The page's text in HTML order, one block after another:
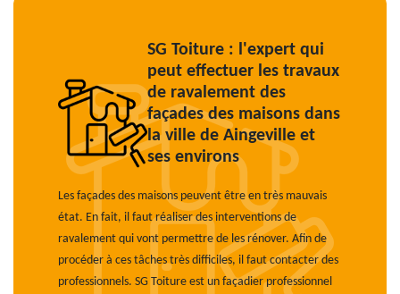
SG Toiture : l'expert qui
peut effectuer les travaux
de ravalement des
façades des maisons dans
la ville de Aingeville et
ses environs
Les façades des maisons peuvent être en très mauvais
état. En fait, il faut réaliser des interventions de
ravalement qui vont permettre de les rénover. Afin de
procéder à ces tâches très difficiles, il faut contacter des
professionnels. SG Toiture est un façadier professionnel